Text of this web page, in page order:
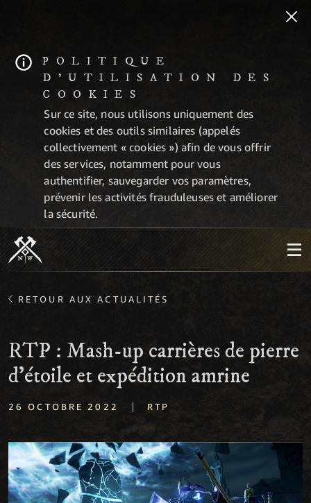
POLITIQUE
D'UTILISATION DES
COOKIES
Sur ce site, nous utilisons uniquement des
cookies et des outils similaires (appelés
collectivement « cookies ») afin de vous offrir
des services, notamment pour vous
authentifier, sauvegarder vos paramètres,
prévenir les activités frauduleuses et améliorer
la sécurité.
RETOUR AUX ACTUALITÉS
RTP : Mash-up carrières de pierre
d'étoile et expédition amrine
26 OCTOBRE 2022 | RTP